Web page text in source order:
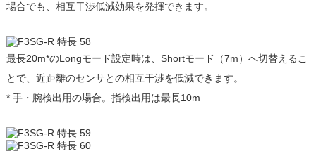
場合でも、相互干渉低減効果を発揮できます。
最長20m*のLongモード設定時は、Shortモード（7m）へ切替えるこ
とで、近距離のセンサとの相互干渉を低減できます。
* 手・腕検出用の場合。指検出用は最長10m